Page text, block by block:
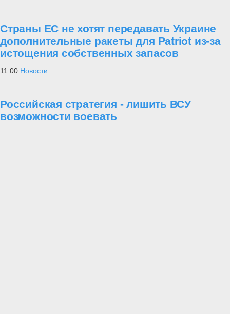
Страны ЕС не хотят передавать Украине
дополнительные ракеты для Patriot из-за
истощения собственных запасов
11:00 Новости
Российская стратегия - лишить ВСУ
возможности воевать